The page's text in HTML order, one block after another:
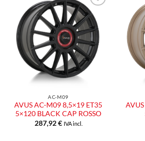
Aggiungi
alla lista
dei
desideri
AC-M09
AVUS AC-M09 8,5×19 ET35
5×120 BLACK CAP ROSSO
287,92€ IVA incl.